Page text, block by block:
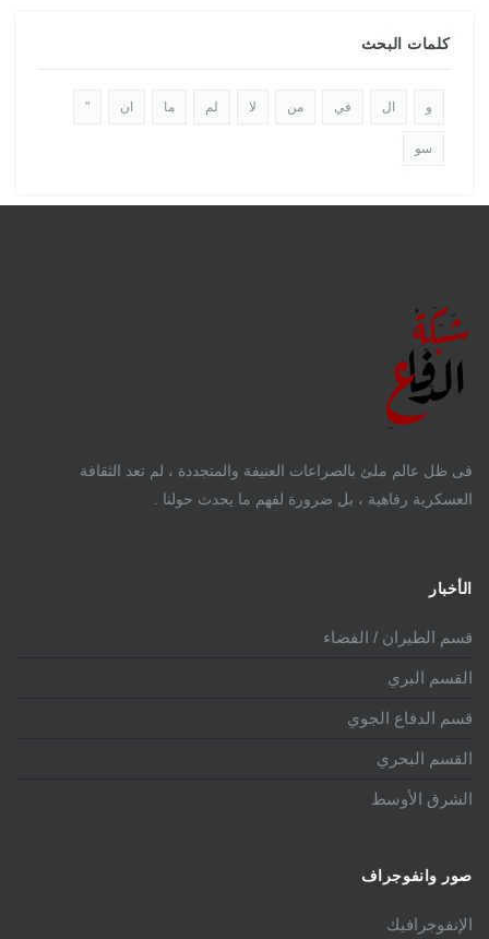
كلمات البحث
و ال في من لا لم ما ان "
سو
فى ظل عالم ملئ بالصراعات العنيفة والمتجددة ، لم تعد الثقافة
العسكرية رفاهية ، بل ضرورة لفهم ما يحدث حولنا .
الأخبار
قسم الطيران / الفضاء
القسم البري
قسم الدفاع الجوي
القسم البحري
الشرق الأوسط
صور وانفوجراف
الإنفوجرافيك